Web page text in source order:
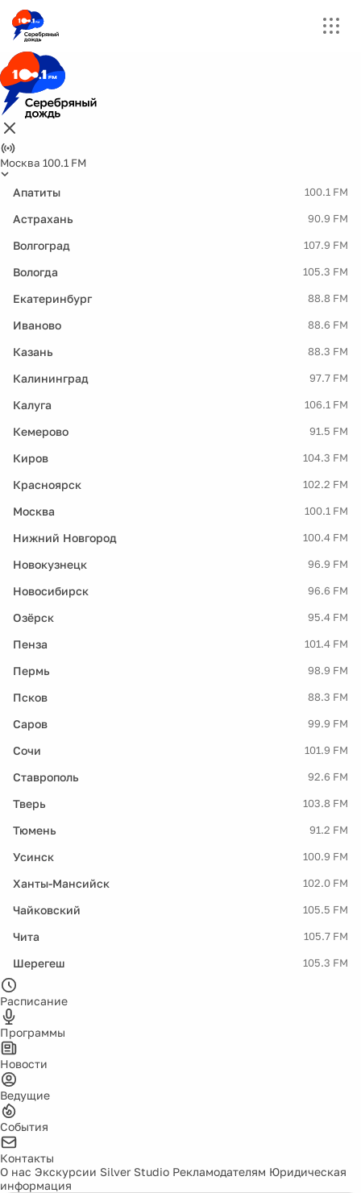
Москва 100.1 FM
Апатиты 100.1 FM
Астрахань 90.9 FM
Волгоград 107.9 FM
Вологда 105.3 FM
Екатеринбург 88.8 FM
Иваново 88.6 FM
Казань 88.3 FM
Калининград 97.7 FM
Калуга 106.1 FM
Кемерово 91.5 FM
Киров 104.3 FM
Красноярск 102.2 FM
Москва 100.1 FM
Нижний Новгород 100.4 FM
Новокузнецк 96.9 FM
Новосибирск 96.6 FM
Озёрск 95.4 FM
Пенза 101.4 FM
Пермь 98.9 FM
Псков 88.3 FM
Саров 99.9 FM
Сочи 101.9 FM
Ставрополь 92.6 FM
Тверь 103.8 FM
Тюмень 91.2 FM
Усинск 100.9 FM
Ханты-Мансийск 102.0 FM
Чайковский 105.5 FM
Чита 105.7 FM
Шерегеш 105.3 FM
Расписание
Программы
Новости
Ведущие
События
Контакты
О нас Экскурсии Silver Studio Рекламодателям Юридическая
информация